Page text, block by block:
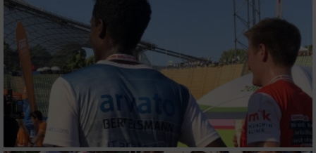
Messung der Performance von Inhalten
Analyse von Zielgruppen durch Statistiken
oder Kombinationen von Daten aus
verschiedenen Quellen
Entwicklung und Verbesserung der Angebote
Verwendung reduzierter Daten zur Auswahl